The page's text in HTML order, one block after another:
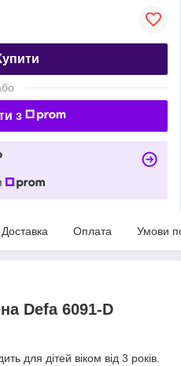
з
Доставка Оплата Умови
Defa 6091-D
для дітей віком від 3 років.